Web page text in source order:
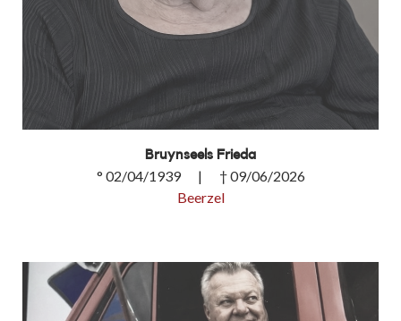
Bruynseels Frieda
Bruynseels Frieda
° 02/04/1939 | † 09/06/2026
Beerzel